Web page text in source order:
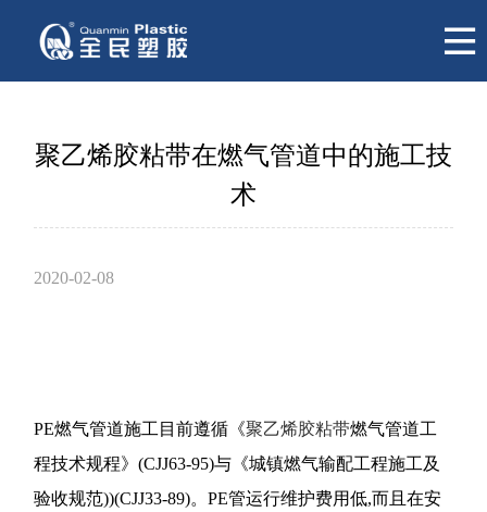
聚乙烯胶粘带在燃气管道中的施工技
术
2020-02-08
PE燃气管道施工目前遵循《聚乙烯胶粘带燃气管道工
程技术规程》(CJJ63-95)与《城镇燃气输配工程施工及
验收规范))(CJJ33-89)。PE管运行维护费用低,而且在安